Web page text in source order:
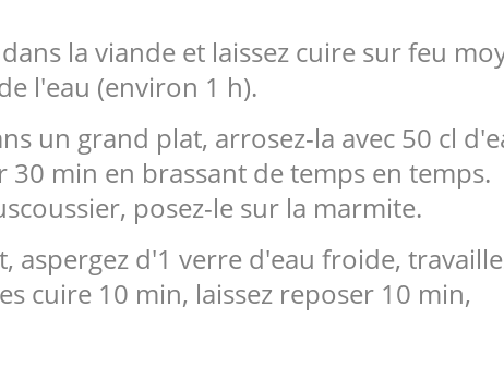
la viande et laissez cuire sur feu
l'eau (environ 1 h).
un grand plat, arrosez-la avec 50 cl
30 min en brassant de temps en temps.
posez-le sur la marmite.
aspergez d'1 verre d'eau froide,
cuire 10 min, laissez reposer 10 min,